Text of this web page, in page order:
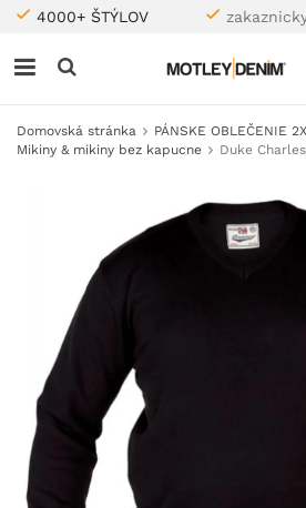
4000+ ŠTÝLOV
Domovská stránka
PÁNSKE OBLEČENIE
Mikiny & mikiny bez kapucne
Duke